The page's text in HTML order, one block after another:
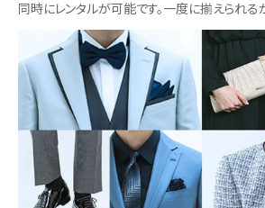
同時にレンタルが可能です。一度に揃えられる